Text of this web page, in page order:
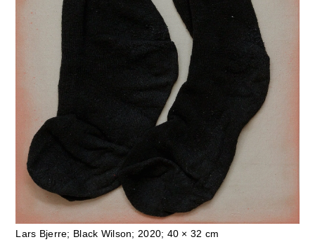
Lars Bjerre; Black Wilson; 2020; 40 × 32 cm